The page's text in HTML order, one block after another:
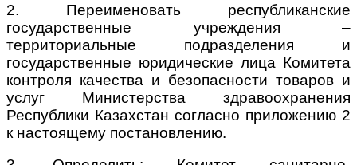
2. Переименовать республиканские
государственные учреждения –
территориальные подразделения и
государственные юридические лица Комитета
контроля качества и безопасности товаров и
услуг Министерства здравоохранения
Республики Казахстан согласно приложению 2
к настоящему постановлению.